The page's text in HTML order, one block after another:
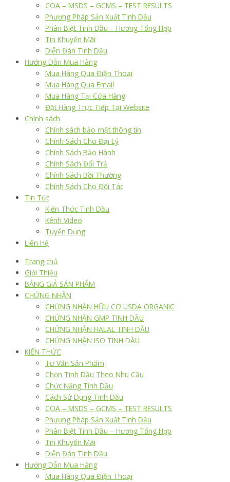
COA – MSDS – GCMS – TEST RESULTS
Phương Pháp Sản Xuất Tinh Dầu
Phân Biệt Tinh Dầu – Hương Tổng Hợp
Tin Khuyến Mãi
Diễn Đàn Tinh Dầu
Hướng Dẫn Mua Hàng
Mua Hàng Qua Điện Thoại
Mua Hàng Qua Email
Mua Hàng Tại Cửa Hàng
Đặt Hàng Trực Tiếp Tại Website
Chính sách
Chính sách bảo mật thông tin
Chính Sách Cho Đại Lý
Chính Sách Bảo Hành
Chính Sách Đổi Trả
Chính Sách Bồi Thường
Chính Sách Cho Đối Tác
Tin Tức
Kiến Thức Tinh Dầu
Kênh Video
Tuyển Dụng
Liên Hệ
Trang chủ
Giới Thiệu
BẢNG GIÁ SẢN PHẨM
CHỨNG NHẬN
CHỨNG NHẬN HỮU CƠ USDA ORGANIC
CHỨNG NHẬN GMP TINH DẦU
CHỨNG NHẬN HALAL TINH DẦU
CHỨNG NHẬN ISO TINH DẦU
KIẾN THỨC
Tư Vấn Sản Phẩm
Chọn Tinh Dầu Theo Nhu Cầu
Chức Năng Tinh Dầu
Cách Sử Dụng Tinh Dầu
COA – MSDS – GCMS – TEST RESULTS
Phương Pháp Sản Xuất Tinh Dầu
Phân Biệt Tinh Dầu – Hương Tổng Hợp
Tin Khuyến Mãi
Diễn Đàn Tinh Dầu
Hướng Dẫn Mua Hàng
Mua Hàng Qua Điện Thoại